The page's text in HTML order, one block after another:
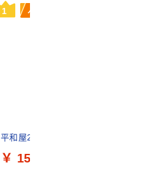
1 人気商品
平和屋2■夏物 小紋 吉祥間道 洗え
￥ 1560.00
（税込）
人気商品
平和屋2■夏物 小紋 絽 さん
￥ 1560.00
（税込）
人気商品
〔楽布特選〕P30319 浜縮緬
￥ 2040.00
（税込）
人気商品
すずや■105【６月～9月上旬】
￥ 37350.00
（税込）
人気商品
平和屋-こころ店■八木誠 小
￥ 1550.00
（税込）
人気商品
ドークブア■小紋 BANKAN
￥ 6060.00
（税込）
人気商品
【wellriver】 お買い得！！小紋
￥ 2020.00
（税込）
人気商品
平和屋野田店■夏物 小紋 紗
￥ 1480.00
（税込）
人気商品
平和屋2■夏物 小紋 絽 舞蝶
￥ 1560.00
（税込）
人気商品
きものしらゆり 身丈157cm 裄
￥ 5220.00
（税込）
人気商品
平和屋2■夏物 小紋 吉祥間道
￥ 1560.00
（税込）
人気商品
平和屋2■夏物 小紋 絽 さん
￥ 1560.00
（税込）
人気商品
〔楽布特選〕P30319 浜縮緬
￥ 2040.00
（税込）
人気商品
すずや■105【６月～9月上旬】
￥ 37350.00
（税込）
人気商品
平和屋-こころ店■八木誠 小
￥ 1550.00
（税込）